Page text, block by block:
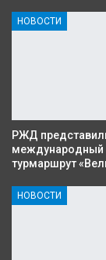
НОВОСТИ
РЖД
международный
турмаршрут
НОВОСТИ